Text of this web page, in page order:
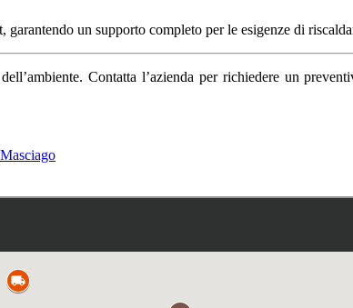
un supporto completo per le esigenze di
Contatta l’azienda per richiedere un